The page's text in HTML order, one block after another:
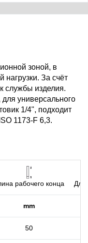
зоной, в
нагрузки. За счёт
службы изделия.
универсального
1/4", подходит
1173-F 6,3.
рабочего конца
mm
50